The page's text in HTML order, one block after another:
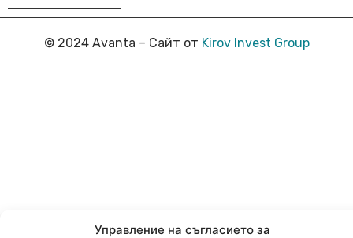
Управление на съгласието за
© 2024 Avanta – Сайт от Kirov Invest Group